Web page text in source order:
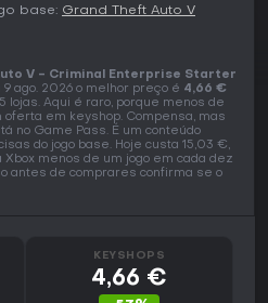
base: Grand Theft Auto V
V - Criminal Enterprise Starter
ago. 2026 o melhor preço é 4,66 €
lojas. Aqui é raro, porque menos de
oferta em keyshop. Compensa, mas
no Game Pass. É um conteúdo
do jogo base. Hoje custa 15,03 €,
Xbox menos de um jogo em cada dez
antes de comprares confirma se o
KEYSHOPS
4,66 €